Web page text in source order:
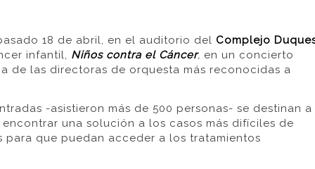
18 de abril, en el auditorio del Complejo
infantil, Niños contra el Cáncer, en un concierto
de las directoras de orquesta más reconocidas a
-asistieron más de 500 personas- se destinan a
una solución a los casos más difíciles de
que puedan acceder a los tratamientos